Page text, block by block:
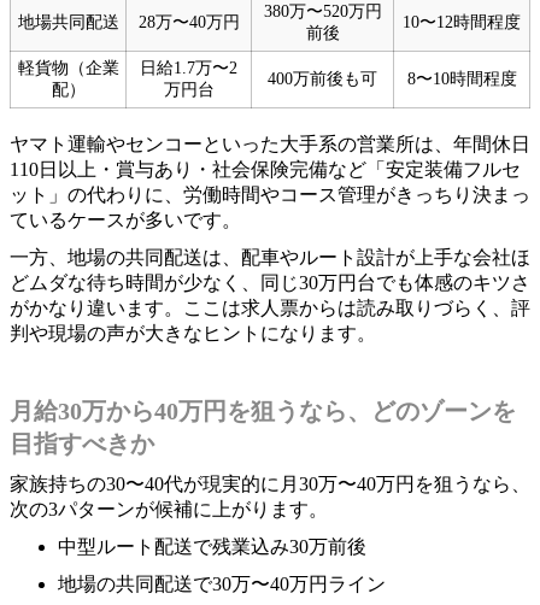
地場共同配送 28万〜40万円
380万〜520万円
前後
10〜12時間程度
軽貨物（企業
配）
日給1.7万〜2
万円台
400万前後も可 8〜10時間程度
ヤマト運輸やセンコーといった大手系の営業所は、年間休日
110日以上・賞与あり・社会保険完備など「安定装備フルセ
ット」の代わりに、労働時間やコース管理がきっちり決まっ
ているケースが多いです。
一方、地場の共同配送は、配車やルート設計が上手な会社ほ
どムダな待ち時間が少なく、同じ30万円台でも体感のキツさ
がかなり違います。ここは求人票からは読み取りづらく、評
判や現場の声が大きなヒントになります。
月給30万から40万円を狙うなら、どのゾーンを
目指すべきか
家族持ちの30〜40代が現実的に月30万〜40万円を狙うなら、
次の3パターンが候補に上がります。
中型ルート配送で残業込み30万前後
地場の共同配送で30万〜40万円ライン